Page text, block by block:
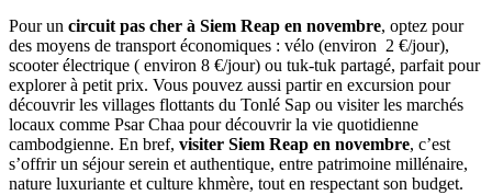
Pour un circuit pas cher à Siem Reap en novembre, optez pour
des moyens de transport économiques : vélo (environ 2 €/jour),
scooter électrique ( environ 8 €/jour) ou tuk-tuk partagé, parfait pour
explorer à petit prix. Vous pouvez aussi partir en excursion pour
découvrir les villages flottants du Tonlé Sap ou visiter les marchés
locaux comme Psar Chaa pour découvrir la vie quotidienne
cambodgienne. En bref, visiter Siem Reap en novembre, c’est
s’offrir un séjour serein et authentique, entre patrimoine millénaire,
nature luxuriante et culture khmère, tout en respectant son budget.